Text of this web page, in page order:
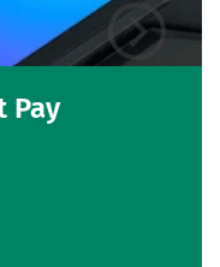
Pay